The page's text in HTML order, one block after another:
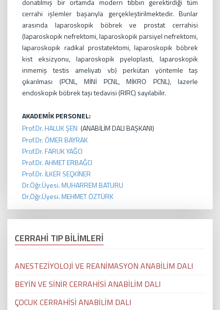
donatılmış bir ortamda modern tıbbın gerektirdiği tüm
cerrahi işlemler başarıyla gerçekleştirilmektedir. Bunlar
arasında laparoskopik böbrek ve prostat cerrahisi
(laparoskopik nefrektomi, laparoskopik parsiyel nefrektomi,
laparoskopik radikal prostatektomi, laparoskopik böbrek
kist eksizyonu, laparoskopik pyeloplasti, laparoskopik
inmemiş testis ameliyatı vb) perkütan yöntemle taş
çıkarılması (PCNL, MİNİ PCNL, MİKRO PCNL), lazerle
endoskopik böbrek taşı tedavisi (RIRC) sayılabilir.
AKADEMİK PERSONEL:
Prof.Dr. HALUK ŞEN (ANABİLİM DALI BAŞKANI)
Prof.Dr. ÖMER BAYRAK
Prof.Dr. FARUK YAĞCI
Prof.Dr. AHMET ERBAĞCI
Prof.Dr. İLKER SEÇKİNER
Dr.Öğr.Üyesi. MUHARREM BATURU
Dr.Öğr.Üyesi. MEHMET ÖZTÜRK
CERRAHİ TIP BİLİMLERİ
ANESTEZİYOLOJİ VE REANİMASYON ANABİLİM DALI
BEYİN VE SİNİR CERRAHİSİ ANABİLİM DALI
ÇOCUK CERRAHİSİ ANABİLİM DALI